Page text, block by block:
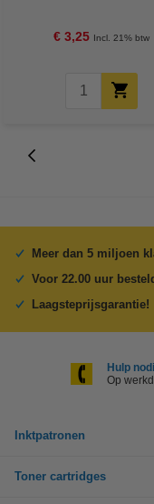
€ 3,25 Incl. 21% btw
Meer dan 5 miljoen
Voor 22.00 uur
Laagsteprijsgarantie!
Hulp
Op
Inktpatronen
Toner cartridges